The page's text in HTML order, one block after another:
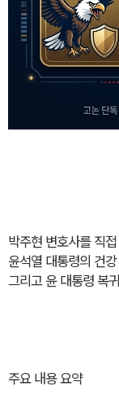
박주현 변호사를 직
윤석열 대통령의 건
그리고 윤 대통령 복
주요 내용 요약